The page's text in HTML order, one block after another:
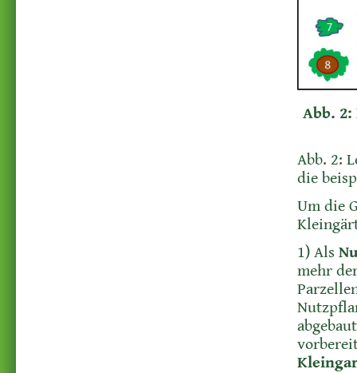
Abb.
Abb. 2:
die
Um die
1) Als
mehr